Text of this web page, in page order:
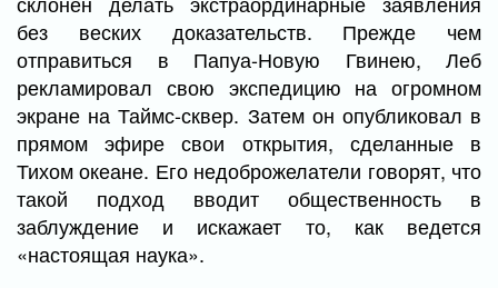
без веских доказательств. Прежде чем
отправиться в Папуа-Новую Гвинею, Леб
рекламировал свою экспедицию на огромном
экране на Таймс-сквер. Затем он опубликовал в
прямом эфире свои открытия, сделанные в
Тихом океане. Его недоброжелатели говорят, что
такой подход вводит общественность в
заблуждение и искажает то, как ведется
«настоящая наука».